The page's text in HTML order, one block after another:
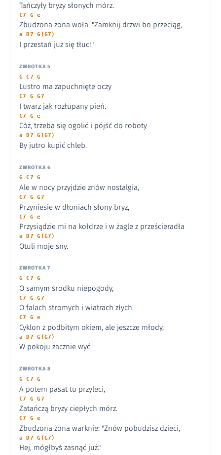
Tańczyły bryzy słonych mórz.
C7 G e
Zbudzona żona woła: "Zamknij drzwi bo przeciąg,
a D7 G(G7)
I przestań już się tłuc!"
ZWROTKA 5
G C7 G
Lustro ma zapuchnięte oczy
C7 G G7
I twarz jak rozłupany pień.
C7 G e
Cóż, trzeba się ogolić i pójść do roboty
a D7 G(G7)
By jutro kupić chleb.
ZWROTKA 6
G C7 G
Ale w nocy przyjdzie znów nostalgia,
C7 G G7
Przyniesie w dłoniach słony bryz,
C7 G e
Przysiądzie mi na kołdrze i w żagle z prześcieradła
a D7 G(G7)
Otuli moje sny.
ZWROTKA 7
G C7 G
O samym środku niepogody,
C7 G G7
O falach stromych i wiatrach złych.
C7 G e
Cyklon z podbitym okiem, ale jeszcze młody,
a D7 G(G7)
W pokoju zacznie wyć.
ZWROTKA 8
G C7 G
A potem pasat tu przyleci,
C7 G G7
Zatańczą bryzy ciepłych mórz.
C7 G e
Zbudzona żona warknie: "Znów pobudzisz dzieci,
a D7 G(G7)
Hej, mógłbyś zasnąć już."